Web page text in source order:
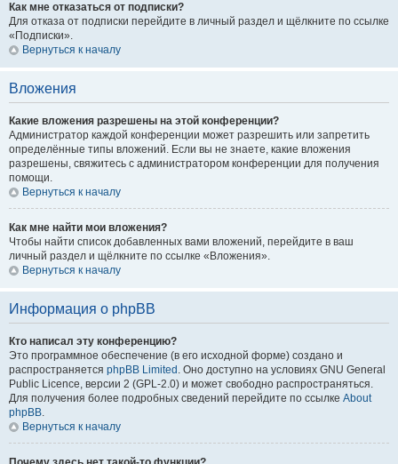
Как мне отказаться от подписки?
Для отказа от подписки перейдите в личный раздел и щёлкните по ссылке
«Подписки».
Вернуться к началу
Вложения
Какие вложения разрешены на этой конференции?
Администратор каждой конференции может разрешить или запретить
определённые типы вложений. Если вы не знаете, какие вложения
разрешены, свяжитесь с администратором конференции для получения
помощи.
Вернуться к началу
Как мне найти мои вложения?
Чтобы найти список добавленных вами вложений, перейдите в ваш
личный раздел и щёлкните по ссылке «Вложения».
Вернуться к началу
Информация о phpBB
Кто написал эту конференцию?
Это программное обеспечение (в его исходной форме) создано и
распространяется phpBB Limited . Оно доступно на условиях GNU General
Public Licence, версии 2 (GPL-2.0) и может свободно распространяться.
Для получения более подробных сведений перейдите по ссылке About
phpBB.
Вернуться к началу